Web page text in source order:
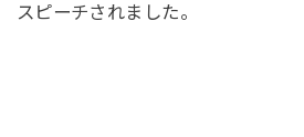
スピーチされました。